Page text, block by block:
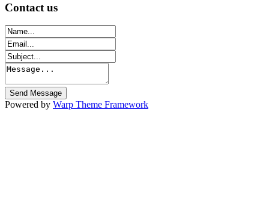
Contact us
Powered by Warp Theme Framework